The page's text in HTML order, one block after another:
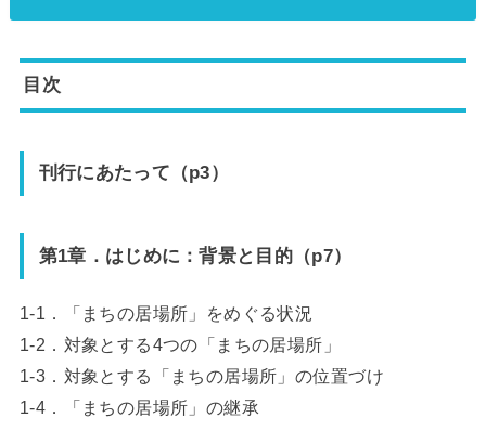
目次
刊行にあたって（p3）
第1章．はじめに：背景と目的（p7）
1-1．「まちの居場所」をめぐる状況
1-2．対象とする4つの「まちの居場所」
1-3．対象とする「まちの居場所」の位置づけ
1-4．「まちの居場所」の継承